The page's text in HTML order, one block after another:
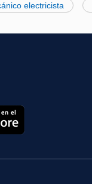
electricista